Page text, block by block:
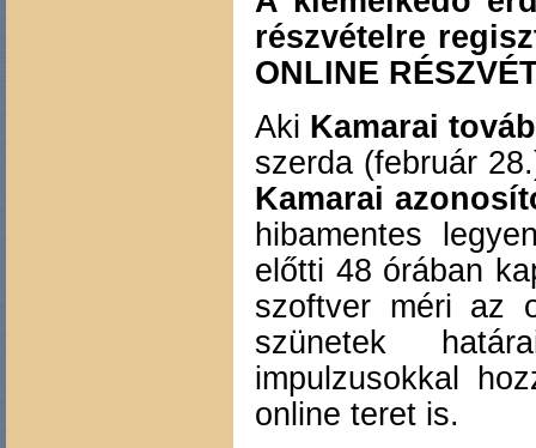
részvételre
ONLINE
Aki Kamarai
szerda (február
Kamarai
hibamentes
előtti 48 órában
szoftver méri az
szünetek
impulzusokkal
online teret is.